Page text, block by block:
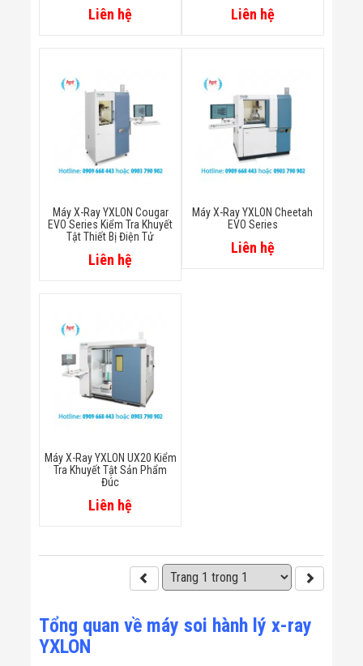
Logistics
Tin Tức
Tin Khuyến Mãi
Tin Tuyển Dụng
Liên Hệ
Liên hệ Liên hệ
Máy X-Ray YXLON Cougar
EVO Series Kiểm Tra Khuyết
Tật Thiết Bị Điện Tử
Liên hệ
Máy X-Ray YXLON Cheetah
EVO Series
Liên hệ
Máy X-Ray YXLON UX20 Kiểm
Tra Khuyết Tật Sản Phẩm
Đúc
Liên hệ
Tổng quan về máy soi hành lý x-ray
YXLON